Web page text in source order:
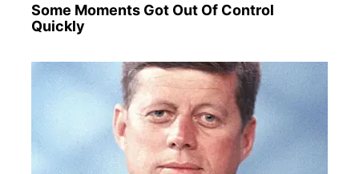
Some Moments Got Out Of Control
Quickly